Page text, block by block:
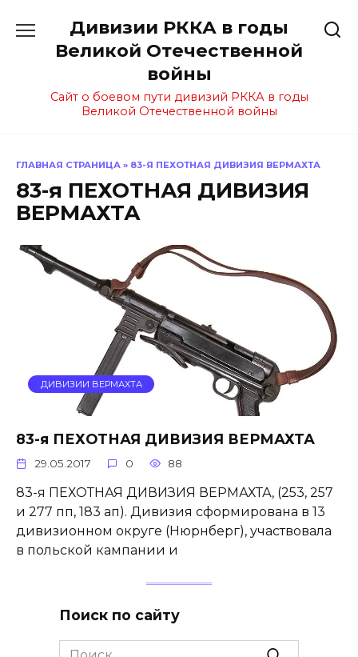
содержанию
Дивизии РККА в годы
Великой Отечественной
войны
Сайт о боевом пути дивизий РККА в годы
Великой Отечественной войны
ГЛАВНАЯ СТРАНИЦА » 83-Я ПЕХОТНАЯ ДИВИЗИЯ ВЕРМАХТА
83-я ПЕХОТНАЯ ДИВИЗИЯ
ВЕРМАХТА
ДИВИЗИИ ВЕРМАХТА
83-я ПЕХОТНАЯ ДИВИЗИЯ ВЕРМАХТА
29.05.2017 0 88
83-я ПЕХОТНАЯ ДИВИЗИЯ ВЕРМАХТА, (253, 257
и 277 пп, 183 ап). Дивизия сформирована в 13
дивизионном округе (Нюрнберг), участвовала
в польской кампании и
Поиск по сайту
Search